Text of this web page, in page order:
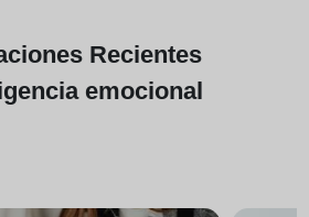
Recientes
emocional